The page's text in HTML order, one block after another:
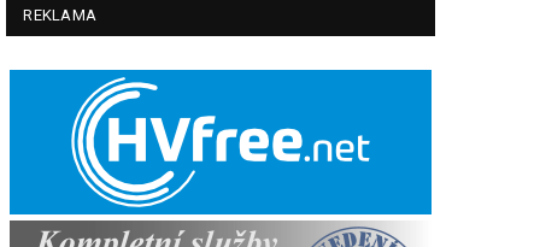
REKLAMA